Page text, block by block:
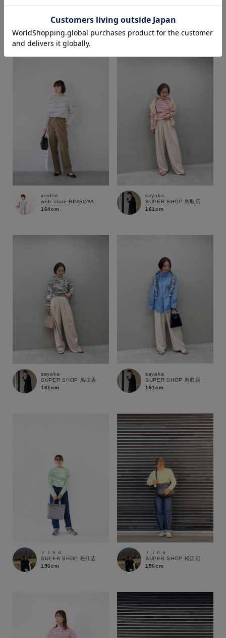
通常商品 予約商品
セール価格 WEB限定
在庫あり 在庫なし含む
ｒｉｎｏ
SUPER SHOP 松江店
156cm
syuka
SUPER SHOP 松江店
151cm
yoshie
web store BINGOYA
164cm
sayaka
SUPER SHOP 鳥取店
161cm
sayaka
SUPER SHOP 鳥取店
161cm
sayaka
SUPER SHOP 鳥取店
161cm
ｒｉｎｏ
SUPER SHOP 松江店
156cm
ｒｉｎｏ
SUPER SHOP 松江店
156cm